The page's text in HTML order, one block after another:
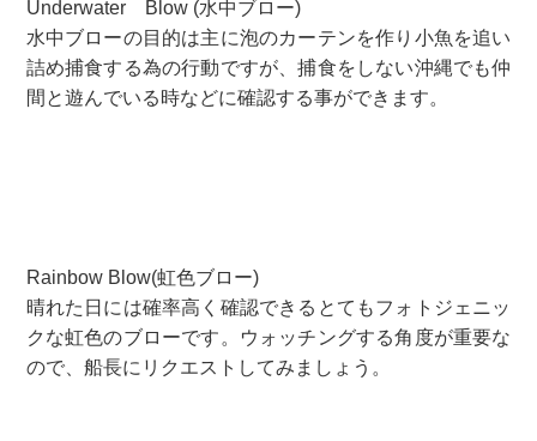
Underwater Blow (水中ブロー)
水中ブローの目的は主に泡のカーテンを作り小魚を追い
詰め捕食する為の行動ですが、捕食をしない沖縄でも仲
間と遊んでいる時などに確認する事ができます。
Rainbow Blow(虹色ブロー)
晴れた日には確率高く確認できるとてもフォトジェニッ
クな虹色のブローです。ウォッチングする角度が重要な
ので、船長にリクエストしてみましょう。